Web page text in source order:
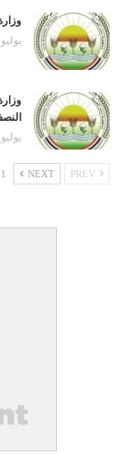
يوليو 26, 2026
يوليو 25, 2026
NEXT
1 od 2 |